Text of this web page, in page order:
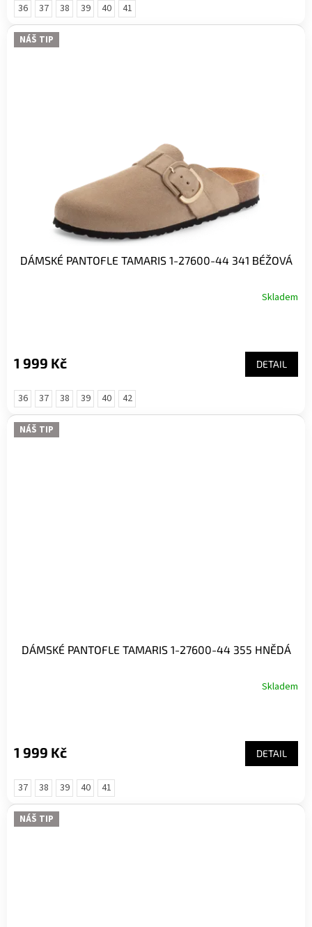
36 37 38 39 40 41
NÁŠ TIP
DÁMSKÉ PANTOFLE TAMARIS 1-27600-44 341 BÉŽOVÁ
Skladem
1 999 Kč DETAIL
36 37 38 39 40 42
NÁŠ TIP
DÁMSKÉ PANTOFLE TAMARIS 1-27600-44 355 HNĚDÁ
Skladem
1 999 Kč DETAIL
37 38 39 40 41
NÁŠ TIP